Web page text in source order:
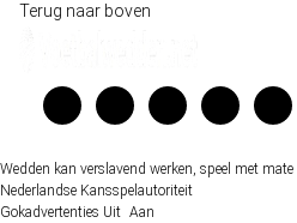
Terug naar boven
Wedden kan verslavend werken, speel met mate |
Nederlandse Kansspelautoriteit
Gokadvertenties Uit Aan